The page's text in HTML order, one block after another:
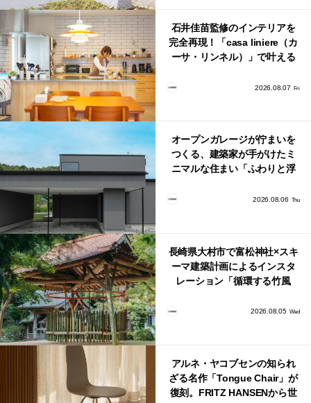
石井佳苗監修のインテリアを
完全再現！「casa liniere（カ
ーサ・リンネル）」で叶える
2026.08.07 Fri
オープンガレージが佇まいを
つくる、建築家が手がけたミ
ニマルな住まい「ふわりと浮
2026.08.06 Thu
長崎県大村市で富松神社×スキ
ーマ建築計画によるインスタ
レーション「循環する竹風
2026.08.05 Wed
アルネ・ヤコブセンの知られ
ざる名作「Tongue Chair」が
復刻。FRITZ HANSENから世